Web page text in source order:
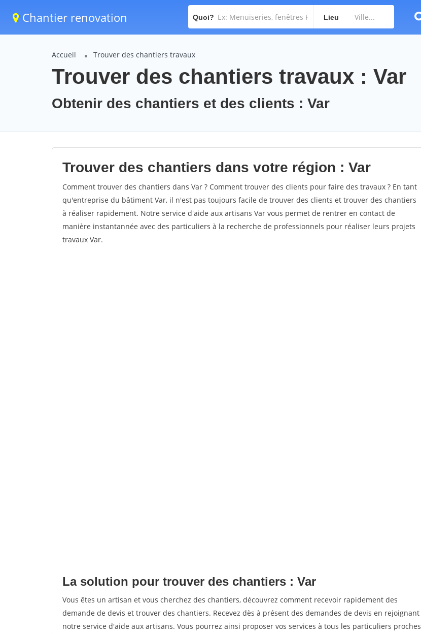
Chantier renovation Quoi? Lieu
Accueil Trouver des chantiers travaux
Trouver des chantiers travaux : Var
Obtenir des chantiers et des clients : Var
Trouver des chantiers dans votre région : Var
Comment trouver des chantiers dans Var ? Comment trouver des clients pour faire des travaux ? En tant
qu'entreprise du bâtiment Var, il n'est pas toujours facile de trouver des clients et trouver des chantiers
à réaliser rapidement. Notre service d'aide aux artisans Var vous permet de rentrer en contact de
manière instantannée avec des particuliers à la recherche de professionnels pour réaliser leurs projets
travaux Var.
La solution pour trouver des chantiers : Var
Vous êtes un artisan et vous cherchez des chantiers, découvrez comment recevoir rapidement des
demande de devis et trouver des chantiers. Recevez dès à présent des demandes de devis en rejoignant
notre service d'aide aux artisans. Vous pourrez ainsi proposer vos services à tous les particuliers proches